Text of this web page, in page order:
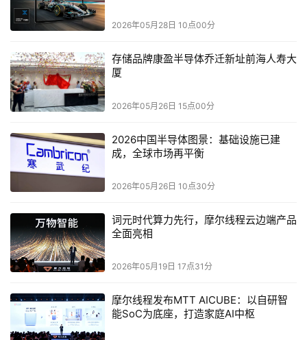
2026年05月28日 10点00分
存储品牌康盈半导体乔迁新址前海人寿大
厦
2026年05月26日 15点00分
2026中国半导体图景：基础设施已建
成，全球市场再平衡
2026年05月26日 10点30分
词元时代算力先行，摩尔线程云边端产品
全面亮相
2026年05月19日 17点31分
摩尔线程发布MTT AICUBE：以自研智
能SoC为底座，打造家庭AI中枢